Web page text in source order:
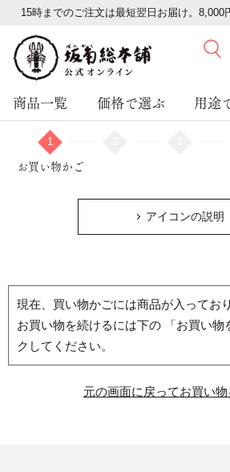
15時までのご注文は最短翌日お届け。8,000
商品一覧 価格で選ぶ 用途
1
お買い物かご
アイコンの説明
現在、買い物かごには商品が入ってお
お買い物を続けるには下の 「お買い物
クしてください。
元の画面に戻ってお買い物